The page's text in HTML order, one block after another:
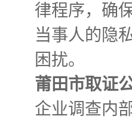
律程序，确
当事人的隐
困扰。
莆田市取证
企业调查内